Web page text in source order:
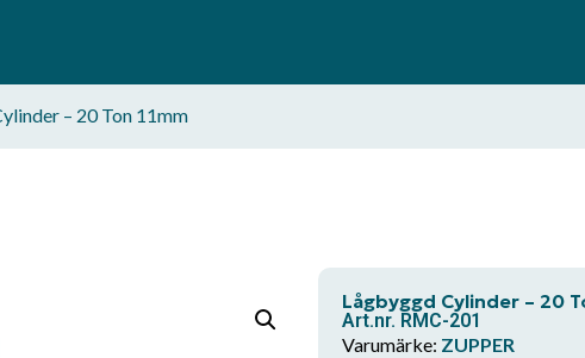
– 20 Ton 11mm
Lågbyggd Cylinder – 20
Art.nr. RMC-201
Varumärke: ZUPPER